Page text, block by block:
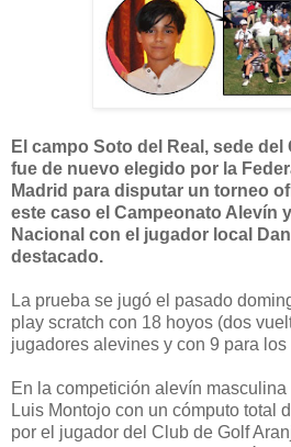
El campo Soto del Real, sede
fue de nuevo elegido por la
Madrid para disputar un torneo
este caso el Campeonato Alevín
Nacional con el jugador local
destacado.
La prueba se jugó el pasado
play scratch con 18 hoyos (dos
jugadores alevines y con 9 para
En la competición alevín
Luis Montojo con un cómputo total
por el jugador del Club de Golf